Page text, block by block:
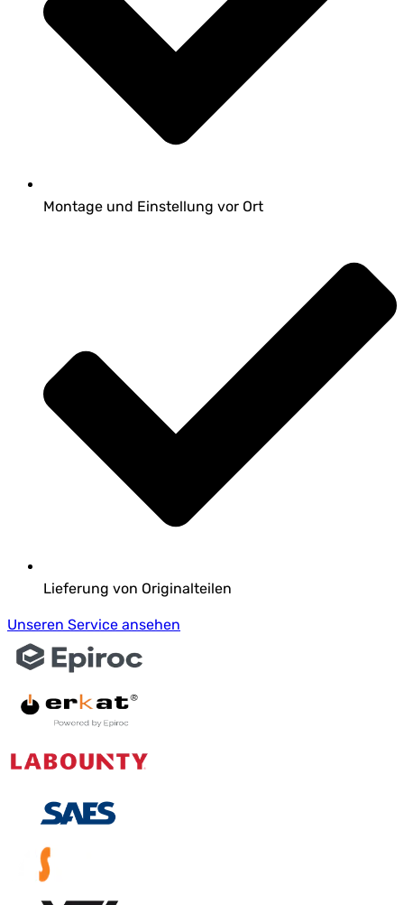
Montage und Einstellung vor Ort
Lieferung von Originalteilen
Unseren Service ansehen